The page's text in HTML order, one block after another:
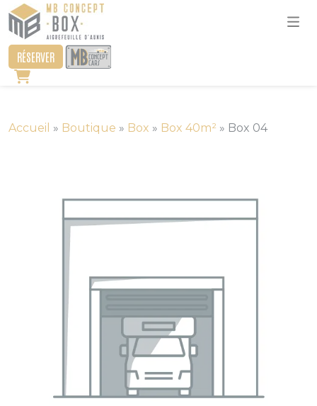
RÉSERVER
Accueil » Boutique » Box » Box 40m² » Box 04